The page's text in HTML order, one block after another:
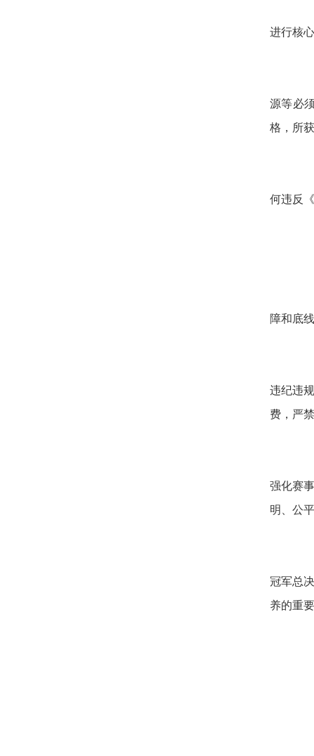
进行核
源等必
格，所
何违反
障和底
违纪违
费，严
强化赛
明、公
冠军总
养的重